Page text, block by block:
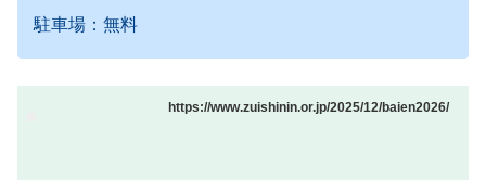
駐車場：無料
https://www.zuishinin.or.jp/2025/12/baien2026/